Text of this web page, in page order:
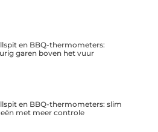
en BBQ-thermometers:
garen boven het vuur
en BBQ-thermometers: slim
met meer controle